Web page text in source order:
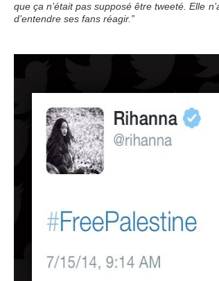
que ça n’était pas supposé être tweeté. Elle
d’entendre ses fans réagir.”